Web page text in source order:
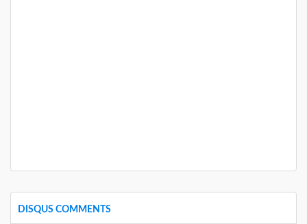
DISQUS COMMENTS